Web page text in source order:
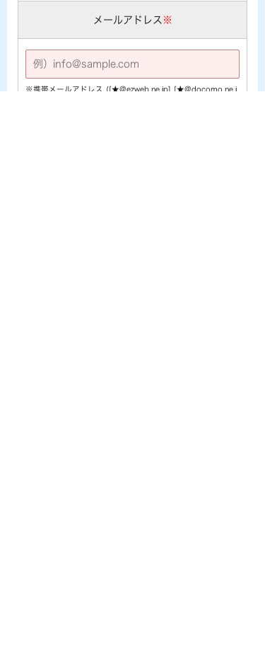
メールアドレス ※
※携帯メールアドレス ([★@ezweb.ne.jp] [★@docomo.ne.j